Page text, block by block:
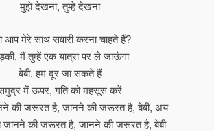
मुझे देखना, तुम्हे देखना
आप मेरे साथ सवारी करना चाहते हैं?
मैं तुम्हें एक यात्रा पर ले जाऊंगा
बेबी, हम दूर जा सकते हैं
में ऊपर, गति को महसूस करें
की जरूरत है, जानने की जरूरत है, बेबी, अय
जानने की जरूरत है, जानने की जरूरत है, बेबी